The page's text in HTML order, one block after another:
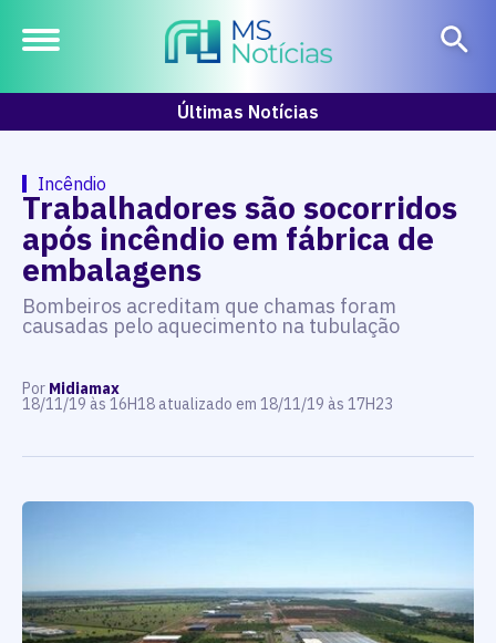
Últimas Notícias
Incêndio
Trabalhadores são socorridos
após incêndio em fábrica de
embalagens
Bombeiros acreditam que chamas foram
causadas pelo aquecimento na tubulação
Por Midiamax
18/11/19 às 16H18 atualizado em 18/11/19 às 17H23